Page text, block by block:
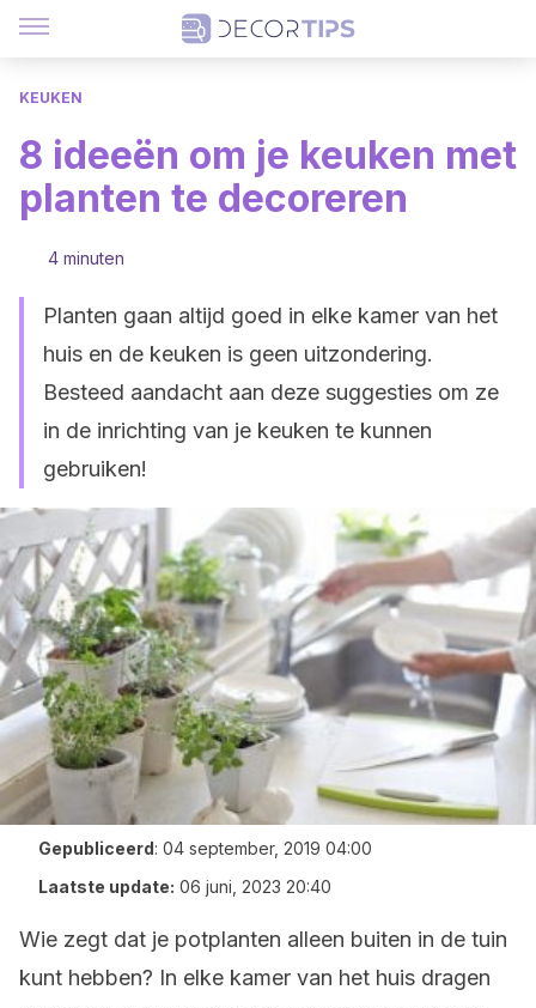
KEUKEN
8 ideeën om je keuken met
planten te decoreren
4 minuten
Planten gaan altijd goed in elke kamer van het
huis en de keuken is geen uitzondering.
Besteed aandacht aan deze suggesties om ze
in de inrichting van je keuken te kunnen
gebruiken!
Gepubliceerd: 04 september, 2019 04:00
Laatste update: 06 juni, 2023 20:40
Wie zegt dat je potplanten alleen buiten in de tuin
kunt hebben? In elke kamer van het huis dragen